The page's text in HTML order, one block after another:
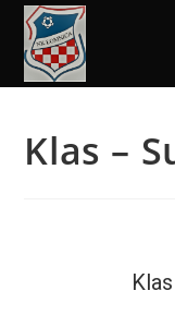
Klas –